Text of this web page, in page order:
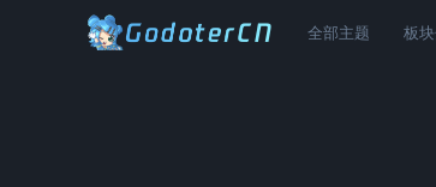
全部主题 板